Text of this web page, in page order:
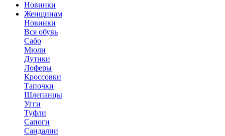
Новинки
Женщинам
Новинки
Вся обувь
Сабо
Мюли
Дутики
Лоферы
Кроссовки
Тапочки
Шлепанцы
Угги
Туфли
Сапоги
Сандалии